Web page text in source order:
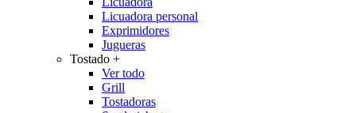
Licuadora personal
Exprimidores
Jugueras
Tostado +
Ver todo
Grill
Tostadoras